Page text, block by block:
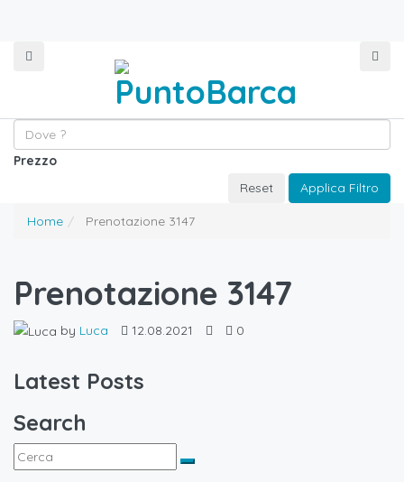
Prezzo
Reset
Applica Filtro
Home Prenotazione 3147
Prenotazione 3147
by Luca 12.08.2021 0
Latest Posts
Search